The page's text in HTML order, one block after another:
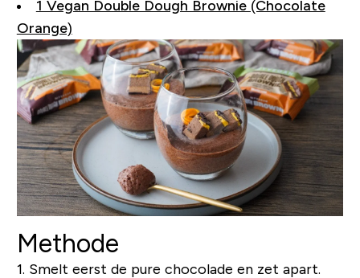
1 Vegan Double Dough Brownie (Chocolate
Orange)
Methode
1. Smelt eerst de pure chocolade en zet apart.